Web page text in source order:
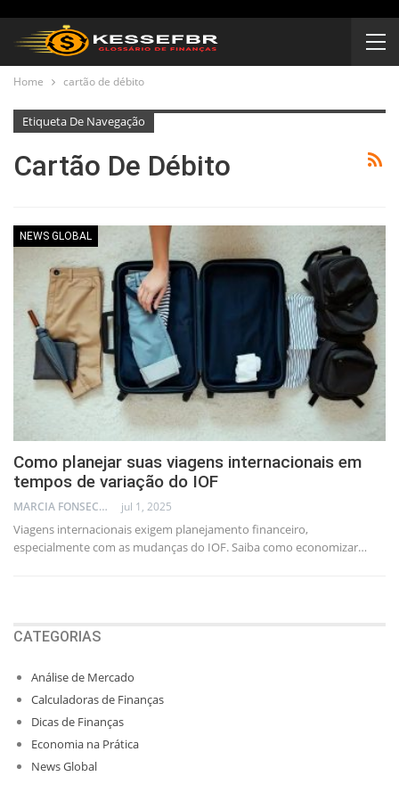
Home cartão de débito
Etiqueta De Navegação
Cartão De Débito
NEWS GLOBAL
Como planejar suas viagens internacionais em
tempos de variação do IOF
MARCIA FONSECA - FINANCIAL CONSULTANT jul 1, 2025
Viagens internacionais exigem planejamento financeiro,
especialmente com as mudanças do IOF. Saiba como economizar…
CATEGORIAS
Análise de Mercado
Calculadoras de Finanças
Dicas de Finanças
Economia na Prática
News Global